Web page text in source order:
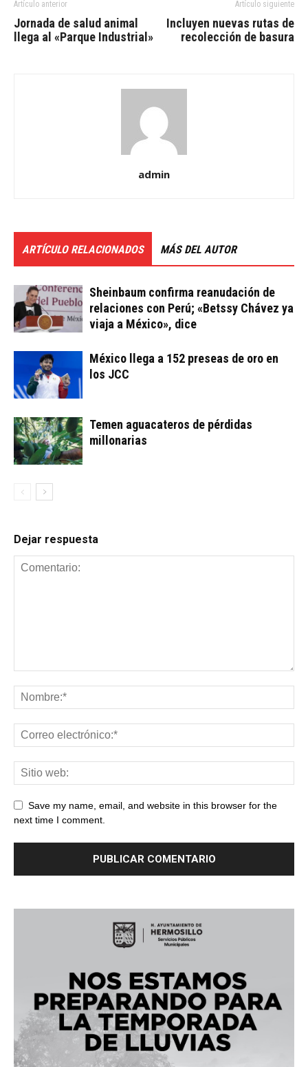
Artículo anterior
Jornada de salud animal
llega al «Parque Industrial»
Artículo siguiente
Incluyen nuevas rutas de
recolección de basura
admin
ARTÍCULO RELACIONADOS MÁS DEL AUTOR
Sheinbaum confirma reanudación de
relaciones con Perú; «Betssy Chávez ya
viaja a México», dice
México llega a 152 preseas de oro en
los JCC
Temen aguacateros de pérdidas
millonarias
Dejar respuesta
Save my name, email, and website in this browser for the
next time I comment.